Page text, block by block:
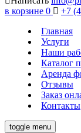
в корзине 0
+7
Главная
Услуги
Наши
Каталог
Аренда
Отзывы
Заказ
Контакты
toggle menu